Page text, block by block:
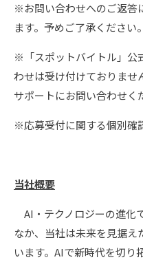
※お問い合わせへのご返答
ます。予めご了承ください。
※「スポットバイトル」公
わせは受け付けておりませ
サポートにお問い合わせく
※応募受付に関する個別確
当社概要
AI・テクノロジーの進化
なか、当社は未来を見据
います。AIで新時代を切り